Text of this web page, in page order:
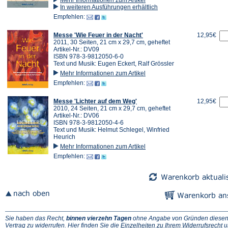
In weiteren Ausführungen erhältlich
Empfehlen:
Messe 'Wie Feuer in der Nacht'
2011, 30 Seiten, 21 cm x 29,7 cm, geheftet
Artikel-Nr.: DV09
ISBN 978-3-9812050-6-0
Text und Musik: Eugen Eckert, Ralf Grössler
Mehr Informationen zum Artikel
Empfehlen:
12,95€
Messe 'Lichter auf dem Weg'
2010, 24 Seiten, 21 cm x 29,7 cm, geheftet
Artikel-Nr.: DV06
ISBN 978-3-9812050-4-6
Text und Musik: Helmut Schlegel, Winfried
Heurich
Mehr Informationen zum Artikel
Empfehlen:
12,95€
Sie haben das Recht, binnen vierzehn Tagen ohne Angabe von Gründen diesen
Vertrag zu widerrufen. Hier finden Sie die Einzelheiten zu Ihrem Widerrufsrecht